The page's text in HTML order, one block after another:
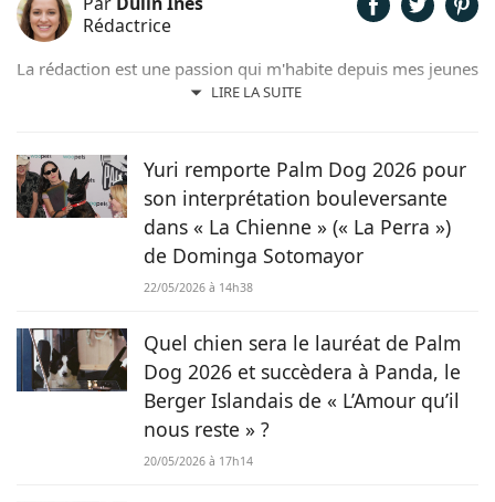
Rédactrice
LIRE LA SUITE
La rédaction est une passion qui m'habite depuis mes jeunes
années. Férue de poésie et de littérature, il m'arrivait de
rédaction web et ainsi faire de mon hobby, un métier !
Yuri remporte Palm Dog 2026 pour
son interprétation bouleversante
dans « La Chienne » (« La Perra »)
de Dominga Sotomayor
22/05/2026 à 14h38
Quel chien sera le lauréat de Palm
Dog 2026 et succèdera à Panda, le
Berger Islandais de « L’Amour qu’il
nous reste » ?
20/05/2026 à 17h14